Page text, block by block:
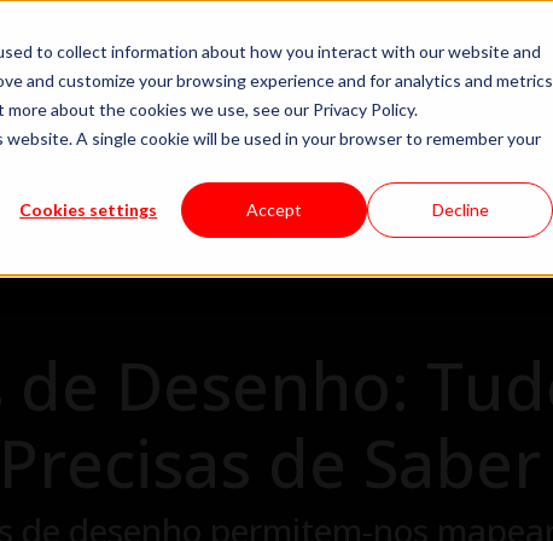
to collect information about how you interact with our website and
and customize your browsing experience and for analytics and metrics
about the cookies we use, see our Privacy Policy.
A single cookie will be used in your browser to remember your
Cookies settings Accept Decline
Carreiras